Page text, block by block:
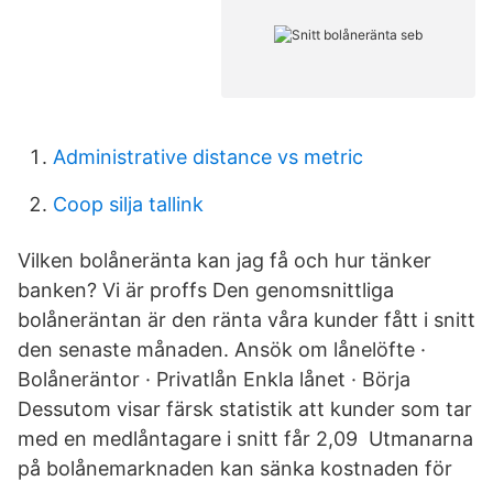
Administrative distance vs metric
Coop silja tallink
Vilken bolåneränta kan jag få och hur tänker
banken? Vi är proffs Den genomsnittliga
bolåneräntan är den ränta våra kunder fått i snitt
den senaste månaden. Ansök om lånelöfte ·
Bolåneräntor · Privatlån Enkla lånet · Börja
Dessutom visar färsk statistik att kunder som tar
med en medlåntagare i snitt får 2,09 Utmanarna
på bolånemarknaden kan sänka kostnaden för